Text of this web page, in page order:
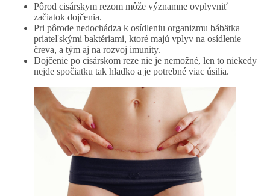
Pôrod cisárskym rezom môže významne ovplyvniť
začiatok dojčenia.
Pri pôrode nedochádza k osídleniu organizmu bábätka
priateľskými baktériami, ktoré majú vplyv na osídlenie
čreva, a tým aj na rozvoj imunity.
Dojčenie po cisárskom reze nie je nemožné, len to niekedy
nejde spočiatku tak hladko a je potrebné viac úsilia.